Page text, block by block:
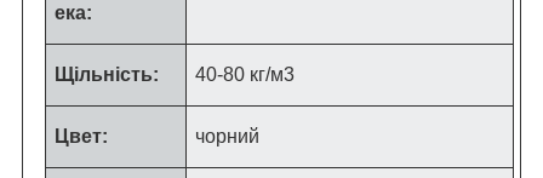
ека:
Щільність: 40-80 кг/м3
Цвет: чорний